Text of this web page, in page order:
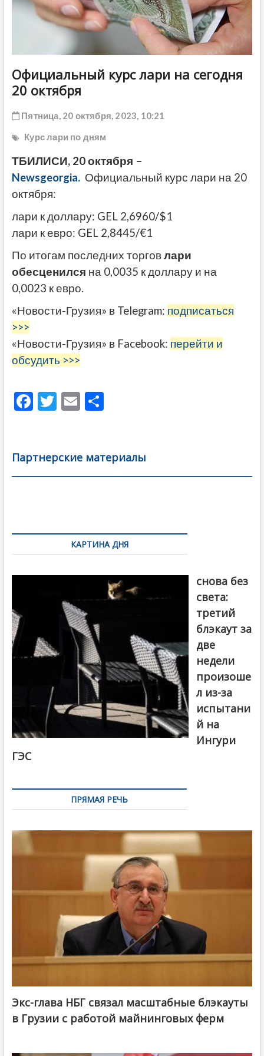
Официальный курс лари на сегодня
20 октября
Пятница, 20 октября, 2023, 10:21
Курс лари по дням
ТБИЛИСИ, 20 октября –
Newsgeorgia. Официальный курс лари на 20
октября:
лари к доллару: GEL 2,6960/$1
лари к евро: GEL 2,8445/€1
По итогам последних торговлари
обесценился на 0,0035 к доллару и на
0,0023 к евро.
«Новости-Грузия» в Telegram: подписаться
>>>
«Новости-Грузия» в Facebook: перейти и
обсудить >>>
F
b
o
T
er
E
l
О
а
в
Партнерские материалы
по
записямКАРТИНА ДНЯ
снова без
света:
третий
блэкаут за
две
недели
произоше
л из-за
испытани
й на
Ингури
ГЭС
ПРЯМАЯ РЕЧЬ
Экс-глава НБГ связал масштабные блэкауты
в Грузии с работой майнинговых ферм